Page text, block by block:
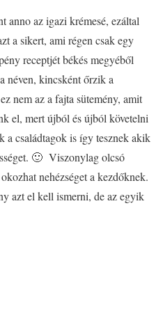
anno az igazi krémesé, ezáltal
a sikert, ami régen csak egy
receptjét békés megyéből
néven, kincsként őrzik a
nem az a fajta sütemény, amit
el, mert újból és újból követelni
a családtagok is így tesznek akik
🙂 Viszonylag olcsó
nehézséget a kezdőknek.
azt el kell ismerni, de az egyik